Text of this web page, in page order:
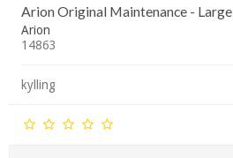
Arion Original Maintenance - Large
Arion
14863
kylling